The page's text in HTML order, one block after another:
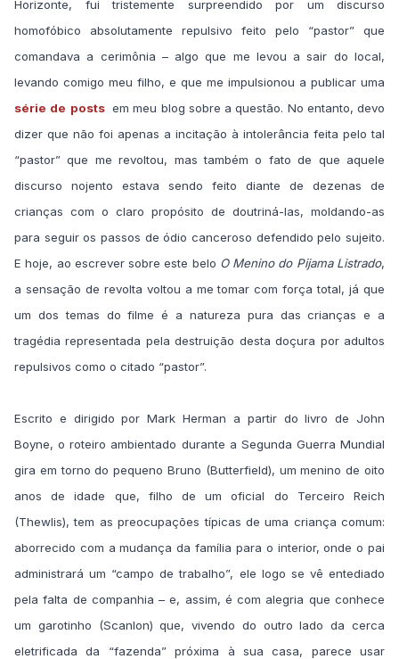
Horizonte, fui tristemente surpreendido por um discurso
homofóbico absolutamente repulsivo feito pelo “pastor” que
comandava a cerimônia – algo que me levou a sair do local,
levando comigo meu filho, e que me impulsionou a publicar uma
série de postsem meu blog sobre a questão. No entanto, devo
dizer que não foi apenas a incitação à intolerância feita pelo tal
“pastor” que me revoltou, mas também o fato de que aquele
discurso nojento estava sendo feito diante de dezenas de
crianças com o claro propósito de doutriná-las, moldando-as
para seguir os passos de ódio canceroso defendido pelo sujeito.
E hoje, ao escrever sobre este belo O Menino do Pijama Listrado,
a sensação de revolta voltou a me tomar com força total, já que
um dos temas do filme é a natureza pura das crianças e a
tragédia representada pela destruição desta doçura por adultos
repulsivos como o citado “pastor”.
Escrito e dirigido por Mark Herman a partir do livro de John
Boyne, o roteiro ambientado durante a Segunda Guerra Mundial
gira em torno do pequeno Bruno (Butterfield), um menino de oito
anos de idade que, filho de um oficial do Terceiro Reich
(Thewlis), tem as preocupações típicas de uma criança comum:
aborrecido com a mudança da família para o interior, onde o pai
administrará um “campo de trabalho”, ele logo se vê entediado
pela falta de companhia – e, assim, é com alegria que conhece
um garotinho (Scanlon) que, vivendo do outro lado da cerca
eletrificada da “fazenda” próxima à sua casa, parece usar